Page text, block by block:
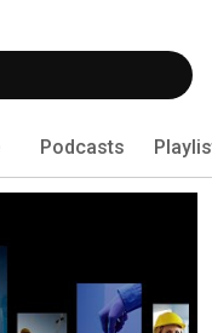
світового рівня.
Podcasts